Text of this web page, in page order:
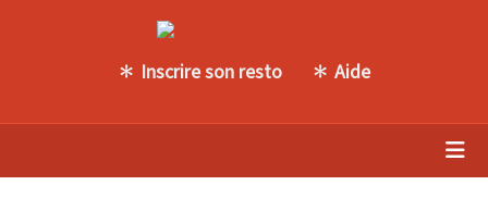
Inscrire son resto Aide